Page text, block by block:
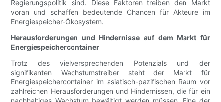
Regierungspolitik sind. Diese Faktoren treiben den Markt
voran und schaffen bedeutende Chancen für Akteure im
Energiespeicher-Ökosystem.
Herausforderungen und Hindernisse auf dem Markt für
Energiespeichercontainer
Trotz des vielversprechenden Potenzials und der
signifikanten Wachstumstreiber steht der Markt für
Energiespeichercontainer im asiatisch-pazifischen Raum vor
zahlreichen Herausforderungen und Hindernissen, die für ein
nachhaltiges Wachstum bewältigt werden müssen. Eine der